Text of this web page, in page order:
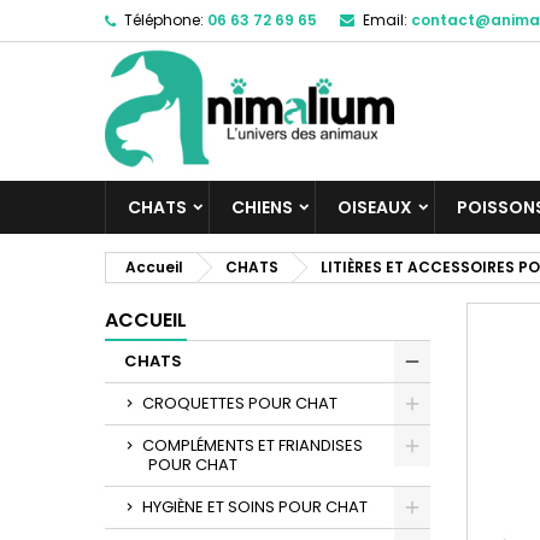
Téléphone: 06 63 72 69 65 Email:
CHATS CHIENS OISEAUX
Accueil CHATS LITIÈRES ET ACCESSOIRES
ACCUEIL
CHATS
CROQUETTES POUR CHAT
COMPLÉMENTS ET FRIANDISES
POUR CHAT
HYGIÈNE ET SOINS POUR CHAT